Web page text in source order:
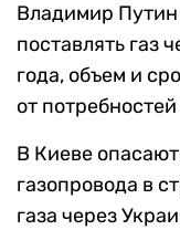
Владимир Путин
поставлять газ
года, объем и
от
В Киеве
газопровода в
газа через